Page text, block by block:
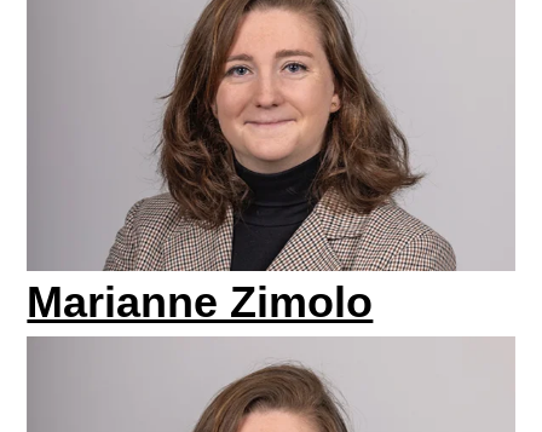
Marianne Zimolo